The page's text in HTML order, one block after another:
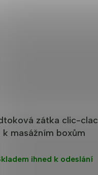
zátka clic-clac
k masážním boxům
ihned k odeslání